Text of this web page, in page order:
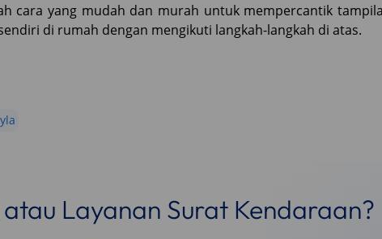
cara yang mudah dan murah untuk mempercantik
di rumah dengan mengikuti langkah-langkah di atas.
Layanan Surat Kendaraan?